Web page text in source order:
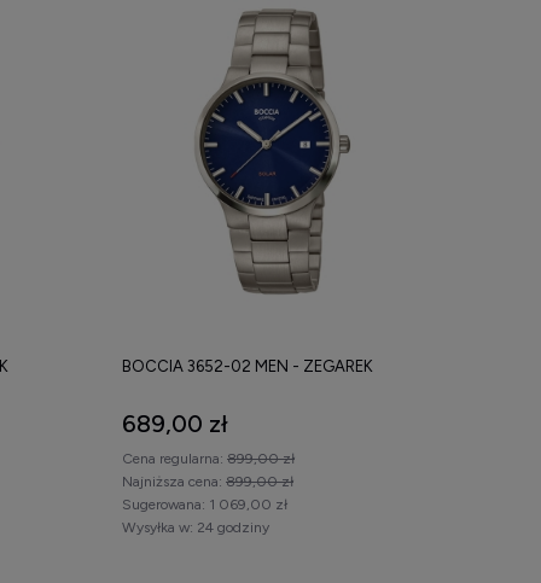
BOCCIA 3652-02 MEN - ZEGAREK
689,00 zł
Cena regularna: 899,00 zł
Najniższa cena: 899,00 zł
Wysyłka w: 24 godziny
Sugerowana: 1 069,00 zł